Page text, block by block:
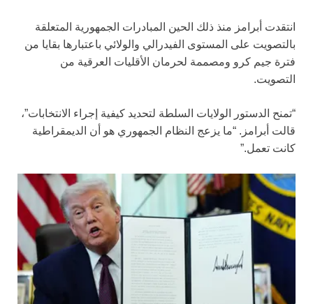
انتقدت أبرامز منذ ذلك الحين المبادرات الجمهورية المتعلقة
بالتصويت على المستوى الفيدرالي والولائي باعتبارها بقايا من
فترة جيم كرو ومصممة لحرمان الأقليات العرقية من
التصويت.
“تمنح الدستور الولايات السلطة لتحديد كيفية إجراء الانتخابات”،
قالت أبرامز. “ما يزعج النظام الجمهوري هو أن الديمقراطية
كانت تعمل.”